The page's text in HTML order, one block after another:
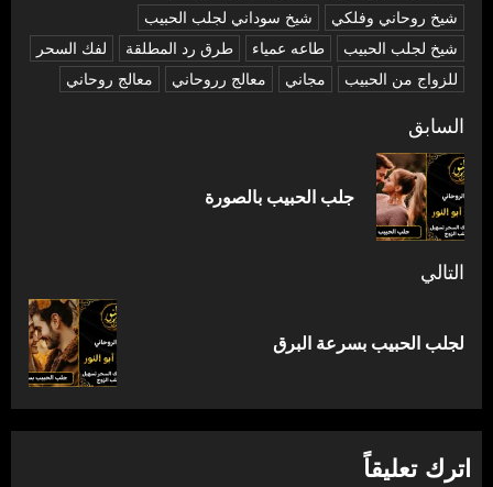
شيخ روحاني وفلكي
شيخ سوداني لجلب الحبيب
شيخ لجلب الحبيب
طاعه عمياء طرق رد المطلقة
لفك السحر
للزواج من الحبيب
مجاني معالج رروحاني معالج روحاني
تصفّح
المقالات
السابق
جلب الحبيب بالصورة
التالي
المقالة
لجلب الحبيب بسرعة البرق
اترك تعليقاً